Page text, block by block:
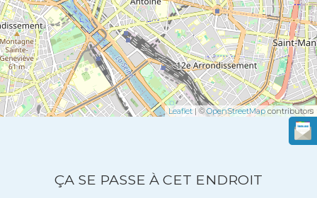
Leaflet | ©OpenStreetMap contributors
ÇA SE PASSE À CET ENDROIT